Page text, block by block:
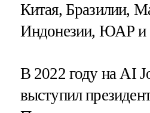
Китая, Бразилии,
Индонезии, ЮАР и
В 2022 году на AI
выступил